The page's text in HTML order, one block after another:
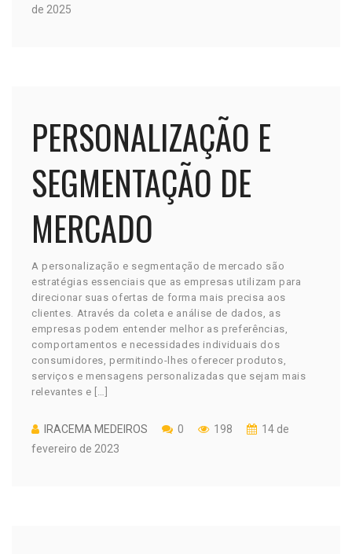
de 2025
PERSONALIZAÇÃO E
SEGMENTAÇÃO DE
MERCADO
A personalização e segmentação de mercado são
estratégias essenciais que as empresas utilizam para
direcionar suas ofertas de forma mais precisa aos
clientes. Através da coleta e análise de dados, as
empresas podem entender melhor as preferências,
comportamentos e necessidades individuais dos
consumidores, permitindo-lhes oferecer produtos,
serviços e mensagens personalizadas que sejam mais
relevantes e […]
IRACEMA MEDEIROS 0 198
14 de
fevereiro de 2023